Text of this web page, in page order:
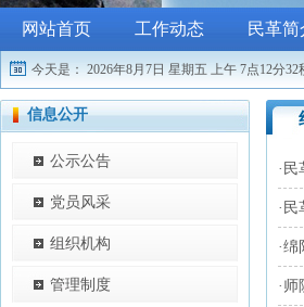
网站首页 工作动态 民革简
今天是： 2026年8月7日 星期五 上午 7点12分32
信息公开
公示公告
党员风采
组织机构
管理制度
· 民
· 民
·绵
· 师